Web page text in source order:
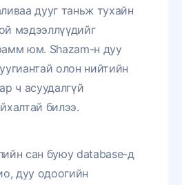
дууг таньж тухайн
мэдээллүүдийг
юм. Shazam-н дуу
олон нийтийн
ч асуудалгүй
билээ.
сан буюу database-д
дуу одоогийн